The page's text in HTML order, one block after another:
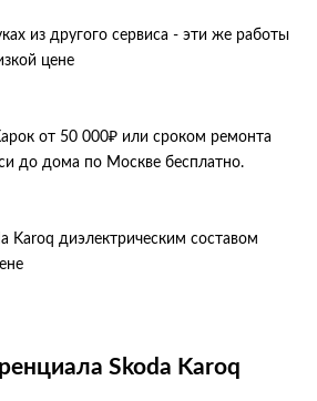
из другого сервиса - эти же работы
цене
от 50 000₽ или сроком ремонта
до дома по Москве бесплатно.
Karoq диэлектрическим составом
Skoda Karoq